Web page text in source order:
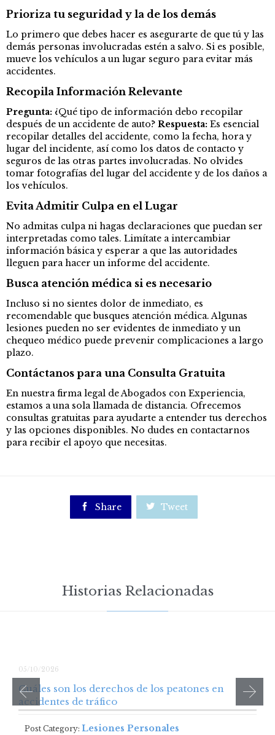
Prioriza tu seguridad y la de los demás
Lo primero que debes hacer es asegurarte de que tú y las
demás personas involucradas estén a salvo. Si es posible,
mueve los vehículos a un lugar seguro para evitar más
accidentes.
Recopila Información Relevante
Pregunta: ¿Qué tipo de información debo recopilar
después de un accidente de auto? Respuesta: Es esencial
recopilar detalles del accidente, como la fecha, hora y
lugar del incidente, así como los datos de contacto y
seguros de las otras partes involucradas. No olvides
tomar fotografías del lugar del accidente y de los daños a
los vehículos.
Evita Admitir Culpa en el Lugar
No admitas culpa ni hagas declaraciones que puedan ser
interpretadas como tales. Limítate a intercambiar
información básica y esperar a que las autoridades
lleguen para hacer un informe del accidente.
Busca atención médica si es necesario
Incluso si no sientes dolor de inmediato, es
recomendable que busques atención médica. Algunas
lesiones pueden no ser evidentes de inmediato y un
chequeo médico puede prevenir complicaciones a largo
plazo.
Contáctanos para una Consulta Gratuita
En nuestra firma legal de Abogados con Experiencia,
estamos a una sola llamada de distancia. Ofrecemos
consultas gratuitas para ayudarte a entender tus derechos
y las opciones disponibles. No dudes en contactarnos
para recibir el apoyo que necesitas.
 Share  Tweet
Historias Relacionadas
05/10/2026
Cuáles son los derechos de los peatones en
accidentes de tráfico
Post Category: Lesiones Personales